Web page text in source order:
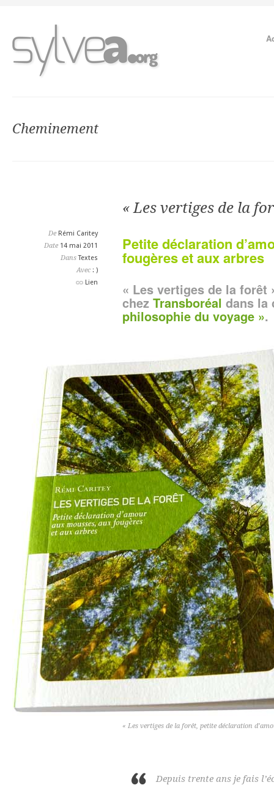
Cheminement
« Les vertiges de la
De Rémi Caritey
Date 14 mai 2011
DansTextes
Avec : )
Lien
Petite déclaration
fougères et aux arbres
« Les vertiges de la forêt
chez Transboréal dans
philosophie du voyage ».
« Les vertiges de la forêt, petite déclaration
Depuis trente ans je fais